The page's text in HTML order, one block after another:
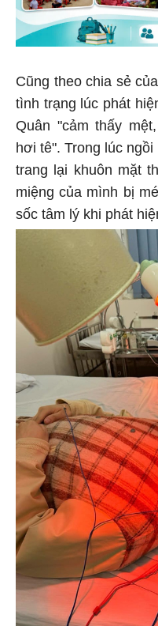
Cũng theo chia sẻ
tình trạng lúc phát
Quân "cảm thấy
hơi tê". Trong lúc
trang lại khuôn mặt
miệng của mình bị
sốc tâm lý khi phát